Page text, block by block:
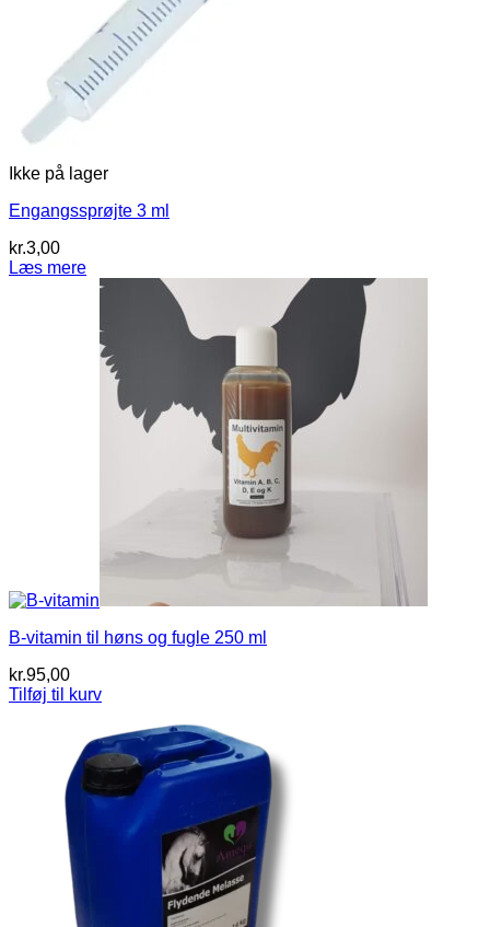
Ikke på lager
Engangssprøjte 3 ml
kr.3,00
Læs mere
B-vitamin til høns og fugle 250 ml
kr.95,00
Tilføj til kurv